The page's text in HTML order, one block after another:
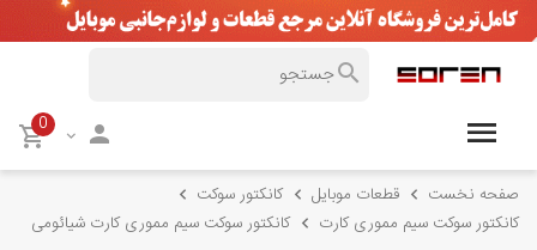
0
صفحه نخست قطعات موبایل
کانکتور سوکت
کانکتور سوکت سیم مموری کارت
کانکتور سوکت سیم مموری کارت شیائومی